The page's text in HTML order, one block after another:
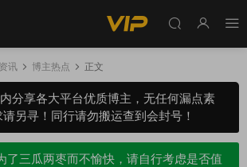
讯 博主热点 正文
分享各大平台优质博主，无任何漏点素
另寻！同行请勿搬运查到会封号！
了三瓜两枣而不愉快，请自行考虑是否值